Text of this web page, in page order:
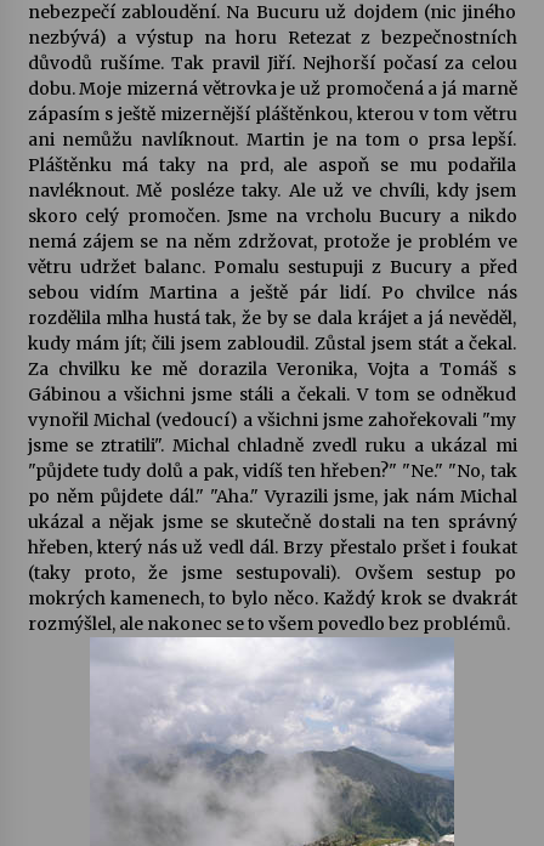
nebezpečí zabloudění. Na Bucuru už dojdem (nic jiného
nezbývá) a výstup na horu Retezat z bezpečnostních
důvodů rušíme. Tak pravil Jiří. Nejhorší počasí za celou
dobu. Moje mizerná větrovka je už promočená a já marně
zápasím s ještě mizernější pláštěnkou, kterou v tom větru
ani nemůžu navlíknout. Martin je na tom o prsa lepší.
Pláštěnku má taky na prd, ale aspoň se mu podařila
navléknout. Mě posléze taky. Ale už ve chvíli, kdy jsem
skoro celý promočen. Jsme na vrcholu Bucury a nikdo
nemá zájem se na něm zdržovat, protože je problém ve
větru udržet balanc. Pomalu sestupuji z Bucury a před
sebou vidím Martina a ještě pár lidí. Po chvilce nás
rozdělila mlha hustá tak, že by se dala krájet a já nevěděl,
kudy mám jít; čili jsem zabloudil. Zůstal jsem stát a čekal.
Za chvilku ke mě dorazila Veronika, Vojta a Tomáš s
Gábinou a všichni jsme stáli a čekali. V tom se odněkud
vynořil Michal (vedoucí) a všichni jsme zahořekovali "my
jsme se ztratili". Michal chladně zvedl ruku a ukázal mi
"půjdete tudy dolů a pak, vidíš ten hřeben?" "Ne." "No, tak
po něm půjdete dál." "Aha." Vyrazili jsme, jak nám Michal
ukázal a nějak jsme se skutečně dostali na ten správný
hřeben, který nás už vedl dál. Brzy přestalo pršet i foukat
(taky proto, že jsme sestupovali). Ovšem sestup po
mokrých kamenech, to bylo něco. Každý krok se dvakrát
rozmýšlel, ale nakonec se to všem povedlo bez problémů.